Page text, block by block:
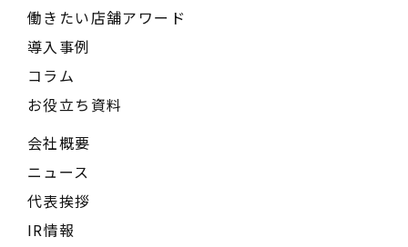
働きたい店舗アワード
導入事例
コラム
お役立ち資料
会社概要
ニュース
代表挨拶
IR情報